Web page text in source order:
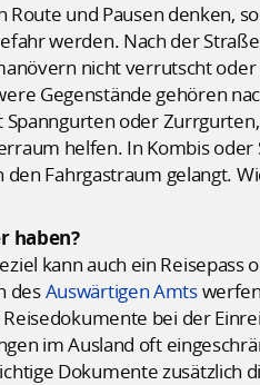
und Pausen denken,
werden. Nach der
nicht verrutscht
Gegenstände gehören
Spanngurten oder
helfen. In Kombis oder
Fahrgastraum gelangt.
haben?
kann auch ein Reisepass
desAuswärtigen Amts
bei der
im Ausland oft
Dokumente zusätzlich